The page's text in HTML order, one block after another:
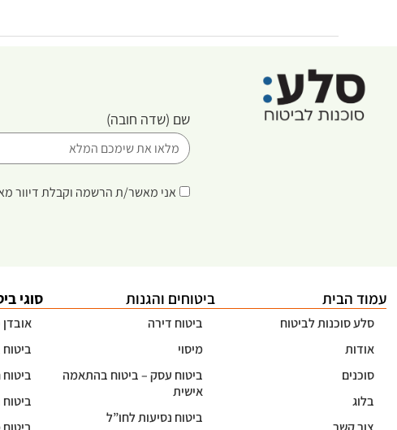
שם (שדה חובה)
אני מאשר/ת הרשמה וקבלת דיוור
עמוד הבית
סלע סוכנות לביטוח
אודות
סוכנים
בלוג
ביטוחים והגנות
ביטוח דירה
מיסוי
ביטוח עסק – ביטוח בהתאמה
אישית
ביטוח נסיעות לחו”ל
סוגי
ביטוח